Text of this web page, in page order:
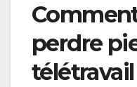
perdre
télétravail